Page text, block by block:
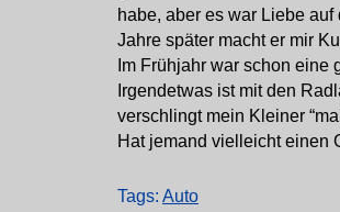
habe, aber es war Liebe
Jahre später macht er mir
Im Frühjahr war schon eine
Irgendetwas ist mit den
verschlingt mein Kleiner
Hat jemand vielleicht einen
Tags: Auto